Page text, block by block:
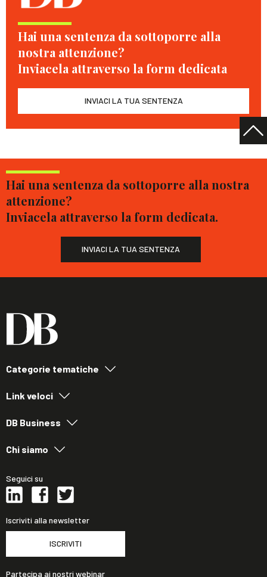
Hai una sentenza da sottoporre alla
nostra attenzione?
Inviacela attraverso la form dedicata
INVIACI LA TUA SENTENZA
Hai una sentenza da sottoporre alla nostra
attenzione?
Inviacela attraverso la form dedicata.
INVIACI LA TUA SENTENZA
Categorie tematiche
Link veloci
DB Business
Chi siamo
Seguici su
Iscriviti alla newsletter
ISCRIVITI
Partecipa ai nostri webinar